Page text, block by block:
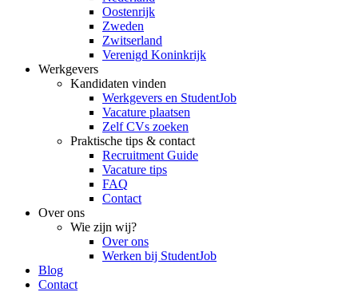
Oostenrijk
Zweden
Zwitserland
Verenigd Koninkrijk
Werkgevers
Kandidaten vinden
Werkgevers en StudentJob
Vacature plaatsen
Zelf CVs zoeken
Praktische tips & contact
Recruitment Guide
Vacature tips
FAQ
Contact
Over ons
Wie zijn wij?
Over ons
Werken bij StudentJob
Blog
Contact